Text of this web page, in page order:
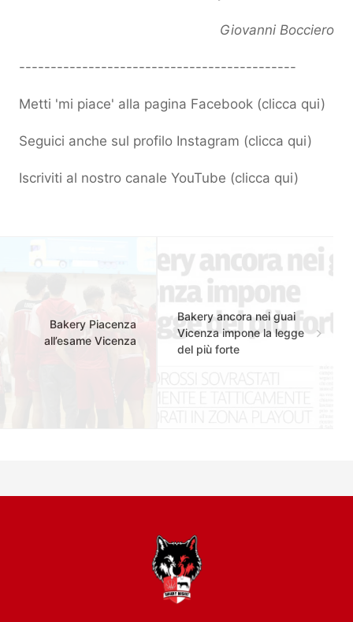
Giovanni Bocciero
--------------------------------------------
Metti 'mi piace' alla pagina Facebook (clicca qui)
Seguici anche sul profilo Instagram (clicca qui)
Iscriviti al nostro canale YouTube (clicca qui)
Bakery Piacenza
all’esame Vicenza
Bakery ancora nei guai
Vicenza impone la legge
del più forte